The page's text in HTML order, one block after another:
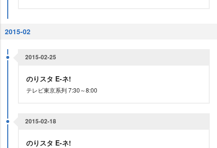
2015-02
2015-02-25
のりスタ E‐ネ!
テレビ東京系列 7:30～8:00
2015-02-18
のりスタ E‐ネ!